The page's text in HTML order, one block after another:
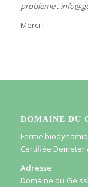
problème :
Merci !
DOMAINE DU
Ferme
Certifiée Demeter
Adresse
Domaine du